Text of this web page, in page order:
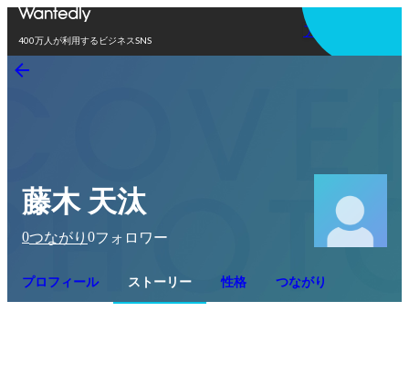
400万人が利用するビジネスSNS
アプリを使う
藤木 天汰
0つながり 0フォロワー
プロフィール ストーリー 性格 つながり